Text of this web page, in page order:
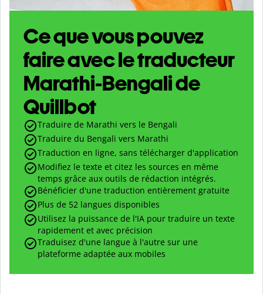
Ce que vous pouvez
faire avec le traducteur
Marathi-Bengali de
Quillbot
Traduire de Marathi vers le Bengali
Traduire du Bengali vers Marathi
Traduction en ligne, sans télécharger d'application
Modifiez le texte et citez les sources en même
temps grâce aux outils de rédaction intégrés.
Bénéficier d'une traduction entièrement gratuite
Plus de 52 langues disponibles
Utilisez la puissance de l'IA pour traduire un texte
rapidement et avec précision
Traduisez d'une langue à l'autre sur une
plateforme adaptée aux mobiles